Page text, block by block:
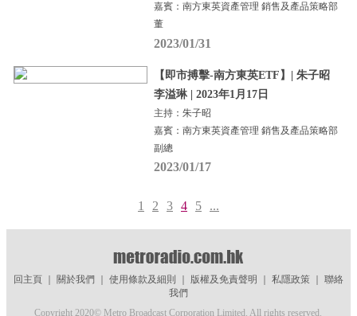
嘉賓：南方東英資產管理 銷售及產品策略部
董
2023/01/31
【即市搏擊-南方東英ETF】| 朱子昭
李溢琳 | 2023年1月17日
主持：朱子昭
嘉賓：南方東英資產管理 銷售及產品策略部
副總
2023/01/17
1 2 3 4 5 ...
回主頁｜ 關於我們 使用條款及細則 版權及免責聲明 私隱政策｜ 聯絡
我們
Copyright 2020© Metro Broadcast Corporation Limited. All rights reserved.